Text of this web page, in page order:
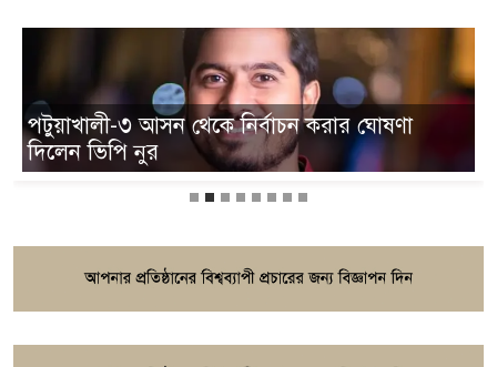
আওয়ামীপন্থি ২০ সাংবাদিকের অ্যাক্রিডিটেশন কার্ড
বাতিল